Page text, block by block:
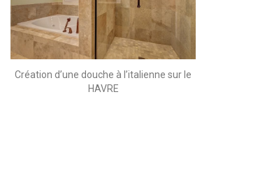
Création d’une douche à l’italienne sur le
HAVRE